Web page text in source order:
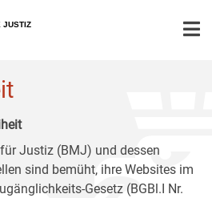
JUSTIZ
Justiz (BMJ) und dessen
sind bemüht, ihre Websites im
Gesetz (BGBl.I Nr.